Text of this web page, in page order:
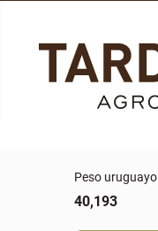
Peso uruguayo
40,193